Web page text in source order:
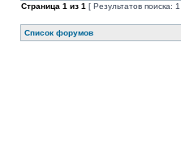
Страница 1 из 1 [ Результатов поиска: 1
Список форумов